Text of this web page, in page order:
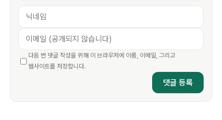
다음 번 댓글 작성을 위해 이 브라우저에 이름, 이메일, 그리고
웹사이트를 저장합니다.